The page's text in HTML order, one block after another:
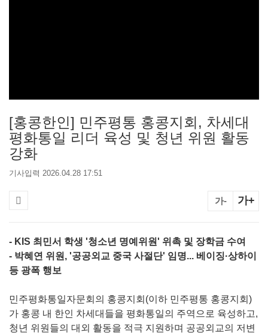
[홍콩한인] 민주평통 홍콩지회, 차세대
평화통일 리더 육성 및 청년 위원 활동
강화
기사입력 2026.04.28 17:51
가- 가+
- KIS 최민서 학생 '청소년 명예위원' 위촉 및 장학금 수여
- 박혜연 위원, '공공외교 중국 사절단' 임명... 베이징·상하이
등 광폭 행보
민주평화통일자문회의 홍콩지회(이하 민주평통 홍콩지회)
가 홍콩 내 한인 차세대들을 평화통일의 주역으로 육성하고,
청년 위원들의 대외 활동을 적극 지원하며 공공외교의 저변